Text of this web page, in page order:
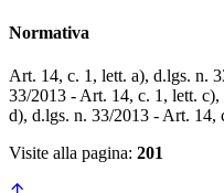
Normativa
Art. 14, c. 1, lett. a), d.lgs. n.
33/2013 - Art. 14, c. 1, lett.
d), d.lgs. n. 33/2013 - Art. 14,
Visite alla pagina: 201